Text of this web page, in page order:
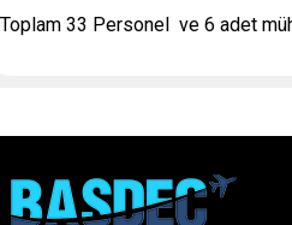
Toplam 33 Personel ve 6 adet